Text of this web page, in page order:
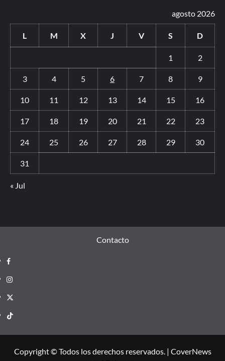
agosto 2026
L M X J V S D
1 2
3 4 5 6 7 8 9
10 11 12 13 14 15 16
17 18 19 20 21 22 23
24 25 26 27 28 29 30
31
« Jul
Contacto
Copyright © Todos los derechos reservados. | CoverNews